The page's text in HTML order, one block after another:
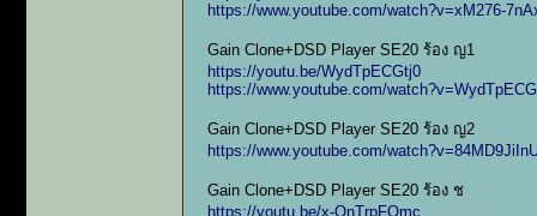
https://www.youtube.com/watch?v=xM276-
Gain Clone+DSD Player SE20 ร้อง ญ1
https://youtu.be/WydTpECGtj0
https://www.youtube.com/
Gain Clone+DSD Player SE20 ร้อง ญ2
https://www.youtube.com/
Gain Clone+DSD Player SE20 ร้อง ช
https://youtu.be/x-OnTrpFQmc